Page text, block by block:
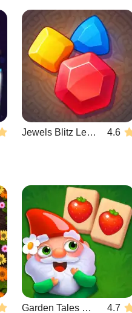
Jewels Blitz Legends 4.6
Garden Tales Mahjong 4.7